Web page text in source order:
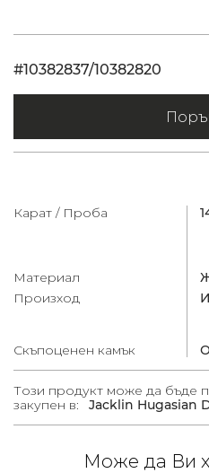
#10382837/10382820
Карат / Проба
Материал
Произход
Скъпоценен камък
Този продукт може да бъде
закупен в:
Jacklin Hugasian
Може да Ви